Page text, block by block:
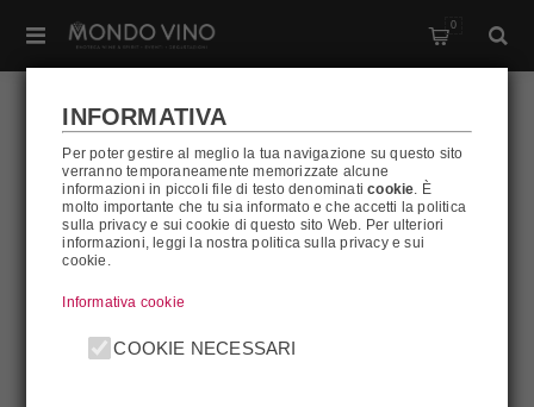
0
ANTONELLI SAN
MARCO
INFORMATIVA
Per poter gestire al meglio la tua navigazione su questo sito
verranno temporaneamente memorizzate alcune
informazioni in piccoli file di testo denominaticookie. È
molto importante che tu sia informato e che accetti la politica
sulla privacy e sui cookie di questo sito Web. Per ulteriori
informazioni, leggi la nostra politica sulla privacy e sui
cookie.
Informativa cookie
COOKIE NECESSARI